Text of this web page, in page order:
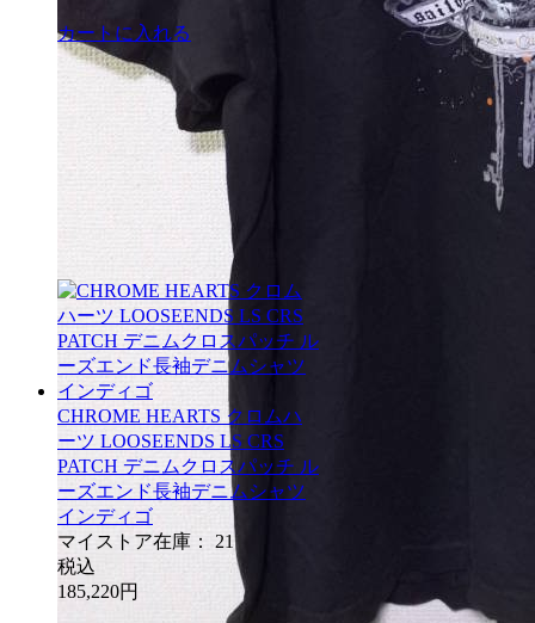
カートに入れる
CHROME HEARTS クロムハ
ーツ LOOSEENDS LS CRS
PATCH デニムクロスパッチ ル
ーズエンド長袖デニムシャツ
インディゴ
マイストア在庫：
21
税込
185,220円